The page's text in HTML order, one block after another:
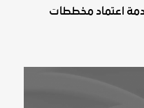
اعتماد مخططات